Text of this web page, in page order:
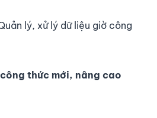
lý, xử lý dữ liệu giờ công
công thức mới, nâng cao